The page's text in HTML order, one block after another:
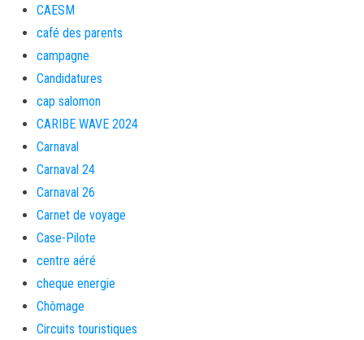
CAESM
café des parents
campagne
Candidatures
cap salomon
CARIBE WAVE 2024
Carnaval
Carnaval 24
Carnaval 26
Carnet de voyage
Case-Pilote
centre aéré
cheque energie
Chômage
Circuits touristiques